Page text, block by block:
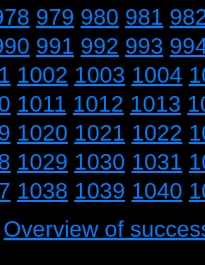
979 980 981
991 992 993
1002 1003 1004
1011 1012 1013
1020 1021 1022
1029 1030 1031
1038 1039 1040
Overview of